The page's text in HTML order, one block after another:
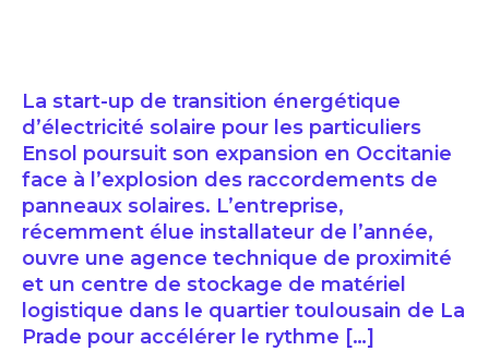
La start-up de transition énergétique
d’électricité solaire pour les particuliers
Ensol poursuit son expansion en Occitanie
face à l’explosion des raccordements de
panneaux solaires. L’entreprise,
récemment élue installateur de l’année,
ouvre une agence technique de proximité
et un centre de stockage de matériel
logistique dans le quartier toulousain de La
Prade pour accélérer le rythme […]